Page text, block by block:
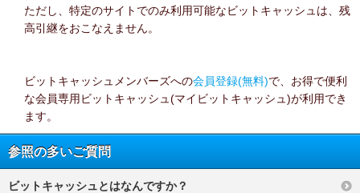
ただし、特定のサイトでのみ利用可能なビットキャッシュは、残
高引継をおこなえません。
ビットキャッシュメンバーズへの会員登録(無料)で、お得で便利
な会員専用ビットキャッシュ(マイビットキャッシュ)が利用でき
ます。
参照の多いご質問
ビットキャッシュとはなんですか？